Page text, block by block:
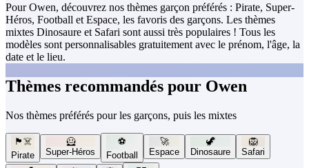
Pour Owen, découvrez nos thèmes garçon préférés : Pirate, Super-
Héros, Football et Espace, les favoris des garçons. Les thèmes
mixtes Dinosaure et Safari sont aussi très populaires ! Tous les
modèles sont personnalisables gratuitement avec le prénom, l'âge, la
date et le lieu.
Thèmes recommandés pour Owen
Nos thèmes préférés pour les garçons, puis les mixtes
🏴‍☠️
Pirate
🦸
Super-Héros
⚽
Football
🚀
Espace
🦖
Dinosaure
🦁
Safari